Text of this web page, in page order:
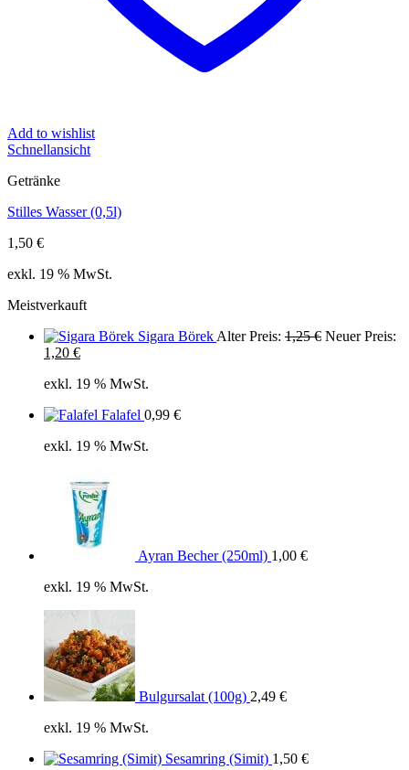
Add to wishlist
Schnellansicht
Getränke
Stilles Wasser (0,5l)
1,50 €
exkl. 19 % MwSt.
Meistverkauft
Sigara Börek Alter Preis: 1,25€ Neuer Preis:
1,20 €Aktueller
ist:
exkl. 19 % MwSt.
Falafel 0,99 €
exkl. 19 % MwSt.
Ayran Becher (250ml) 1,00 €
exkl. 19 % MwSt.
Bulgursalat (100g) 2,49 €
exkl. 19 % MwSt.
Sesamring (Simit) 1,50 €